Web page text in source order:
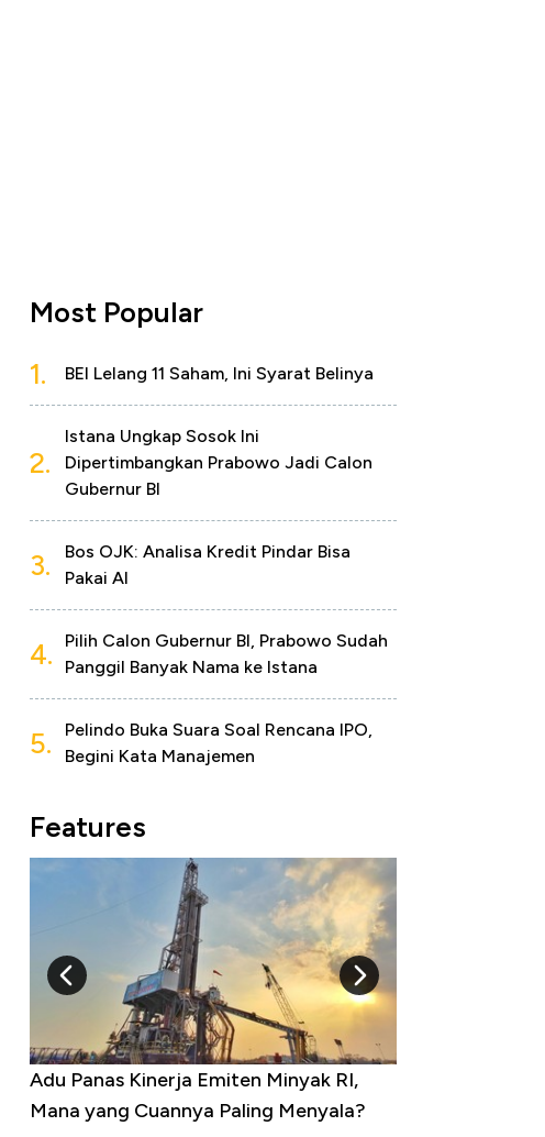
Most Popular
1.
BEI Lelang 11 Saham, Ini Syarat Belinya
2.
Istana Ungkap Sosok Ini
Dipertimbangkan Prabowo Jadi Calon
Gubernur BI
3.
Bos OJK: Analisa Kredit Pindar Bisa
Pakai AI
4.
Pilih Calon Gubernur BI, Prabowo Sudah
Panggil Banyak Nama ke Istana
5.
Pelindo Buka Suara Soal Rencana IPO,
Begini Kata Manajemen
Features
Adu Panas Kinerja Emiten Minyak RI,
Mana yang Cuannya Paling Menyala?